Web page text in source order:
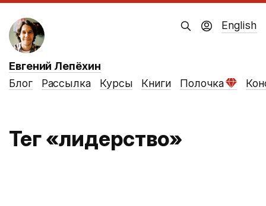
Евгений Лепёхин
Блог
Рассылка Курсы Книги Полочка
English
Тег «лидерство»